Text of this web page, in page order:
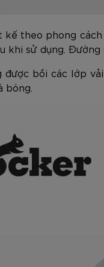
theo phong
khi sử dụng.
được bồi các lớp
bóng.